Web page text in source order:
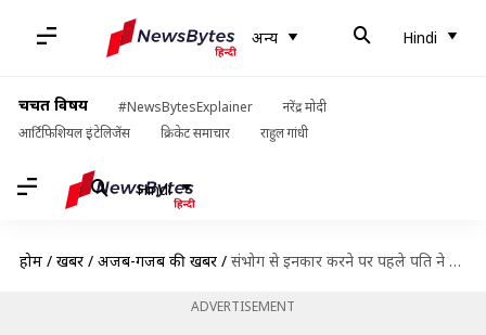
अन्य Hindi
चर्चित विषय #NewsBytesExplainer
नरेंद्र मोदी
आर्टिफिशियल इंटेलिजेंस
क्रिकेट समाचार राहुल गांधी
Hindi
होम / खबरें / अजब-गजब की खबरें / संभोग से इनकार करने पर पहले पति ने की पत्नी की हत्या, फिर काटा अपना लिंग
ADVERTISEMENT